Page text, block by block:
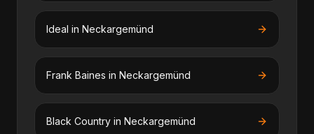
Ideal in Neckargemünd
Frank Baines in Neckargemünd
Black Country in Neckargemünd